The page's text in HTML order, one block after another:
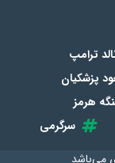
ترامپ
پزشکیان
هرمز
سرگرمی
می‌باشد